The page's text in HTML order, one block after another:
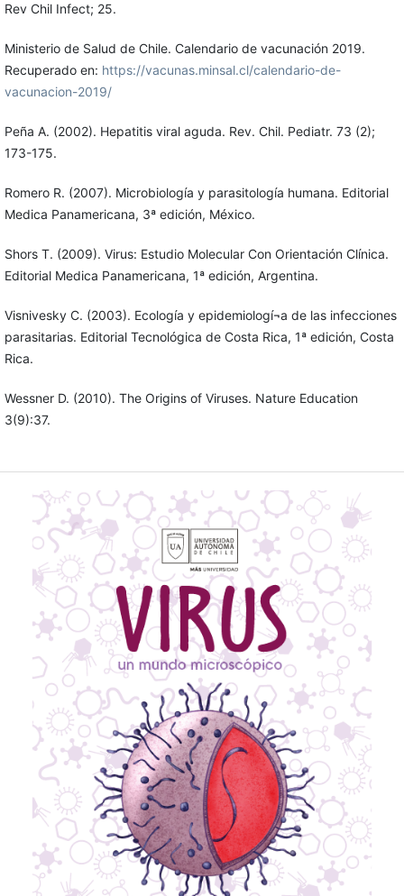
Rev Chil Infect; 25.
Ministerio de Salud de Chile. Calendario de vacunación 2019.
Recuperado en: https://vacunas.minsal.cl/calendario-de-
vacunacion-2019/
Peña A. (2002). Hepatitis viral aguda. Rev. Chil. Pediatr. 73 (2);
173-175.
Romero R. (2007). Microbiología y parasitología humana. Editorial
Medica Panamericana, 3ª edición, México.
Shors T. (2009). Virus: Estudio Molecular Con Orientación Clínica.
Editorial Medica Panamericana, 1ª edición, Argentina.
Visnivesky C. (2003). Ecología y epidemiologí¬a de las infecciones
parasitarias. Editorial Tecnológica de Costa Rica, 1ª edición, Costa
Rica.
Wessner D. (2010). The Origins of Viruses. Nature Education
3(9):37.